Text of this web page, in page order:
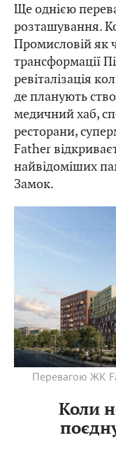
Ще однією
розташування.
Промисловій як
трансформації
ревіталізація
де планують
медичний хаб,
ресторани,
Father
найвідоміших
Замок.
Перевагою ЖК
Коли